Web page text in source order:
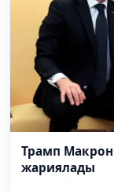
Трамп
жариялады